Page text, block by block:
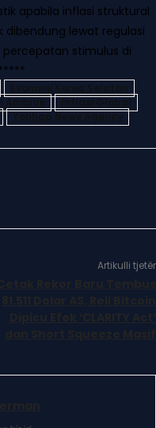
apabila inflasi struktural
lewat regulasi
stimulus di
Ekonomi Korea Selatan
Ambruk
Inflasi Global
Yonhap News Agency
Artikulli tjetër